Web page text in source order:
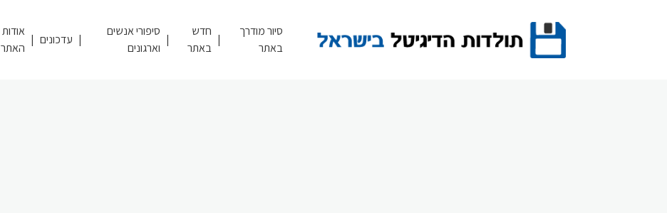
סיור מודרך
באתר
חדש
באתר
סיפורי אנשים
וארגונים
עדכונים
אודות
האתר